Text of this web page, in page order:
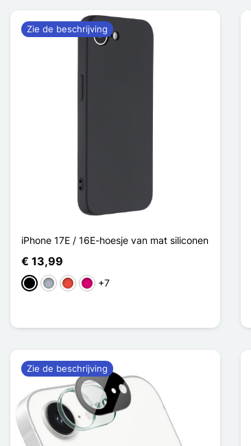
iPhone 17E / 16E-hoesje van mat siliconen
€ 13,99
ZwartGrijsRoodMagenta
+7
Zie de beschrijving
Zie de beschrijving